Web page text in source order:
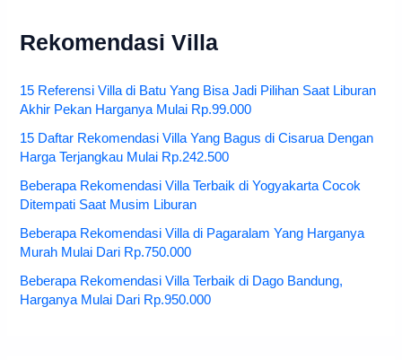
Rekomendasi Villa
15 Referensi Villa di Batu Yang Bisa Jadi Pilihan Saat Liburan
Akhir Pekan Harganya Mulai Rp.99.000
15 Daftar Rekomendasi Villa Yang Bagus di Cisarua Dengan
Harga Terjangkau Mulai Rp.242.500
Beberapa Rekomendasi Villa Terbaik di Yogyakarta Cocok
Ditempati Saat Musim Liburan
Beberapa Rekomendasi Villa di Pagaralam Yang Harganya
Murah Mulai Dari Rp.750.000
Beberapa Rekomendasi Villa Terbaik di Dago Bandung,
Harganya Mulai Dari Rp.950.000